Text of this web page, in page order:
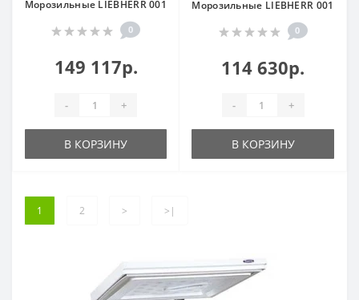
Морозильные LIEBHERR 001
0
149 117р.
- +
В КОРЗИНУ
Морозильные LIEBHERR 001
0
114 630р.
- +
В КОРЗИНУ
1 2 > >|